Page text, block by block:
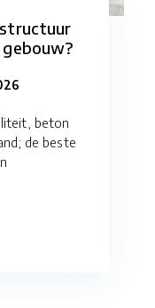
beton
de beste